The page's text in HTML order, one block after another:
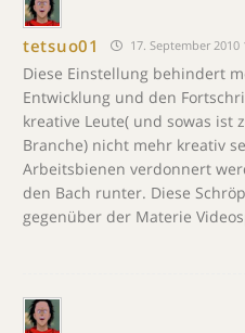
tetsuo01 17. September 2010
Diese Einstellung behindert
Entwicklung und den
kreative Leute( und sowas
Branche) nicht mehr kreativ
Arbeitsbienen verdonnert
den Bach runter. Diese
gegenüber der Materie